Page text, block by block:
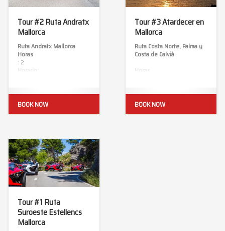
Tour #2 Ruta Andratx
Mallorca
Ruta Andratx Mallorca
Horas
: 2
Horario:
100€
Precio 2 personas / coche:
BOOK NOW
Tour #3 Atardecer en
Mallorca
Ruta Costa Norte, Palma y
Costa de Calvià
Horas
100€
Precio 2 personas / coche:
BOOK NOW
Tour #1 Ruta
Suroeste Estellencs
Mallorca